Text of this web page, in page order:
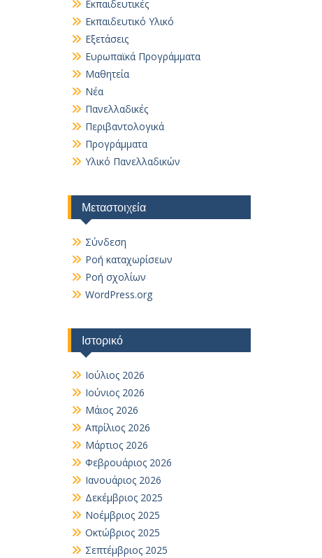
Εκπαιδευτικές
Εκπαιδευτικό Υλικό
Εξετάσεις
Ευρωπαϊκά Προγράμματα
Μαθητεία
Νέα
Πανελλαδικές
Περιβαντολογικά
Προγράμματα
Υλικό Πανελλαδικών
Μεταστοιχεία
Σύνδεση
Ροή καταχωρίσεων
Ροή σχολίων
WordPress.org
Ιστορικό
Ιούλιος 2026
Ιούνιος 2026
Μάιος 2026
Απρίλιος 2026
Μάρτιος 2026
Φεβρουάριος 2026
Ιανουάριος 2026
Δεκέμβριος 2025
Νοέμβριος 2025
Οκτώβριος 2025
Σεπτέμβριος 2025